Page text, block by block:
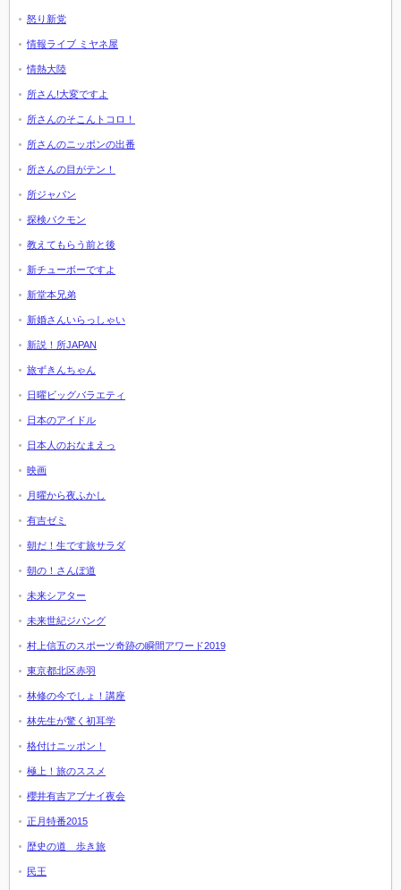
怒り新党
情報ライブ ミヤネ屋
情熱大陸
所さん!大変ですよ
所さんのそこんトコロ！
所さんのニッポンの出番
所さんの目がテン！
所ジャパン
探検バクモン
教えてもらう前と後
新チューボーですよ
新堂本兄弟
新婚さんいらっしゃい
新説！所JAPAN
旅ずきんちゃん
日曜ビッグバラエティ
日本のアイドル
日本人のおなまえっ
映画
月曜から夜ふかし
有吉ゼミ
朝だ！生です旅サラダ
朝の！さんぽ道
未来シアター
未来世紀ジパング
村上信五のスポーツ奇跡の瞬間アワード2019
東京都北区赤羽
林修の今でしょ！講座
林先生が驚く初耳学
格付けニッポン！
極上！旅のススメ
櫻井有吉アブナイ夜会
正月特番2015
歴史の道 歩き旅
民王